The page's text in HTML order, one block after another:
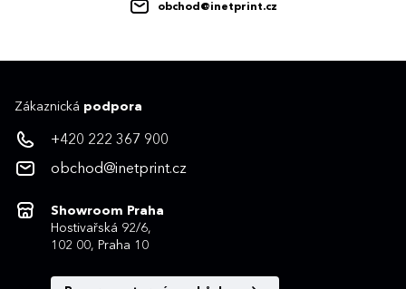
obchod@inetprint.cz
Zákaznická podpora
+420 222 367 900
obchod@inetprint.cz
Showroom Praha
Hostivařská 92/6,
102 00, Praha 10